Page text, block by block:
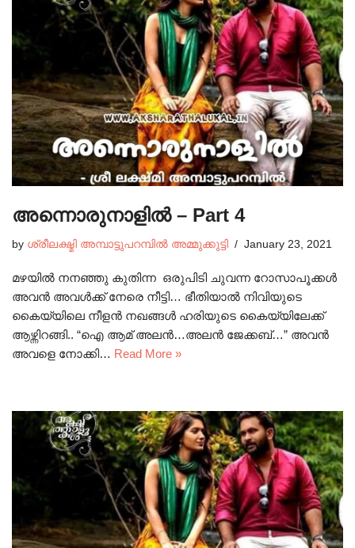
അന്നൊരുനാളിൽ – Part 4
by ശ്രീലക്ഷ്മി അമ്പാട്ടുപറമ്പിൽ അമ്മുക്കുട്ടി January 23, 2021
മഴയിൽ നനഞ്ഞു കുതിന്ന ഒരുപിടി ചുവന്ന റോസാപൂക്കൾ
അവൻ അവൾക്ക് നേരെ നീട്ടി… ഭീതിയാൽ നിവിയുടെ
കൈയ്യിലെ നീളൻ നഖങ്ങൾ ഹരിയുടെ കൈയ്യിലേക്ക്
ആഴ്ന്നിറങ്ങി.. “ഐ ആമ് അലൻ…അലൻ ജേക്കബ്…” അവൻ
അവളെ നോക്കി… Read More »